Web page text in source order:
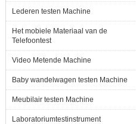
Lederen testen Machine
Het mobiele Materiaal van de
Telefoontest
Video Metende Machine
Baby wandelwagen testen Machine
Meubilair testen Machine
Laboratoriumtestinstrument